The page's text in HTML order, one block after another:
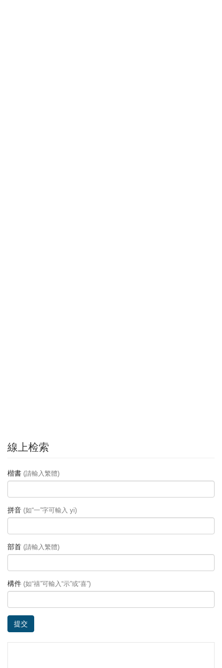
線上检索
楷書 (請輸入繁體)
拼音 (如“一”字可輸入 yi)
部首 (請輸入繁體)
構件 (如“禧”可輸入“示”或“喜”)
提交